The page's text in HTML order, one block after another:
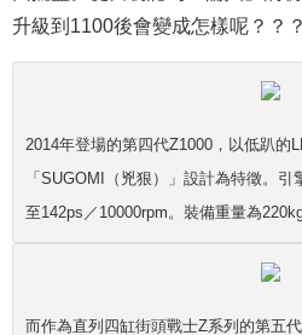
升級到1100後會變成怎樣呢？？？
2014年登場的第四代Z1000，以低趴的
「SUGOMI（兇狠）」設計為特徵。
至142ps／10000rpm。裝備重量為220kg
而作為直列四缸街頭戰士Z系列的第五